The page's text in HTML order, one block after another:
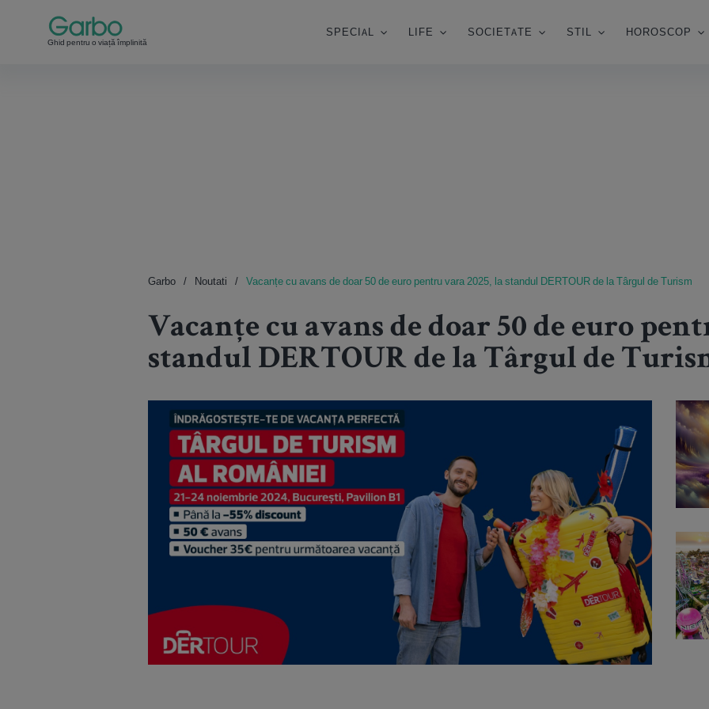
Ghid pentru o viață împlinită
SPECIAL LIFE SOCIETATE STIL HOROSCOP
Garbo Noutati Vacanțe cu avans de doar 50 de euro pentru vara 2025, la standul DERTOUR de la Târgul de Turism
Vacanțe cu avans de doar 50 de euro
standul DERTOUR de la Târgul de